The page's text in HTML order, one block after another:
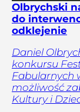
Olbrychski
do
odklejenie
Daniel
konkursu
Fabularnych
możliwość
Kultury i